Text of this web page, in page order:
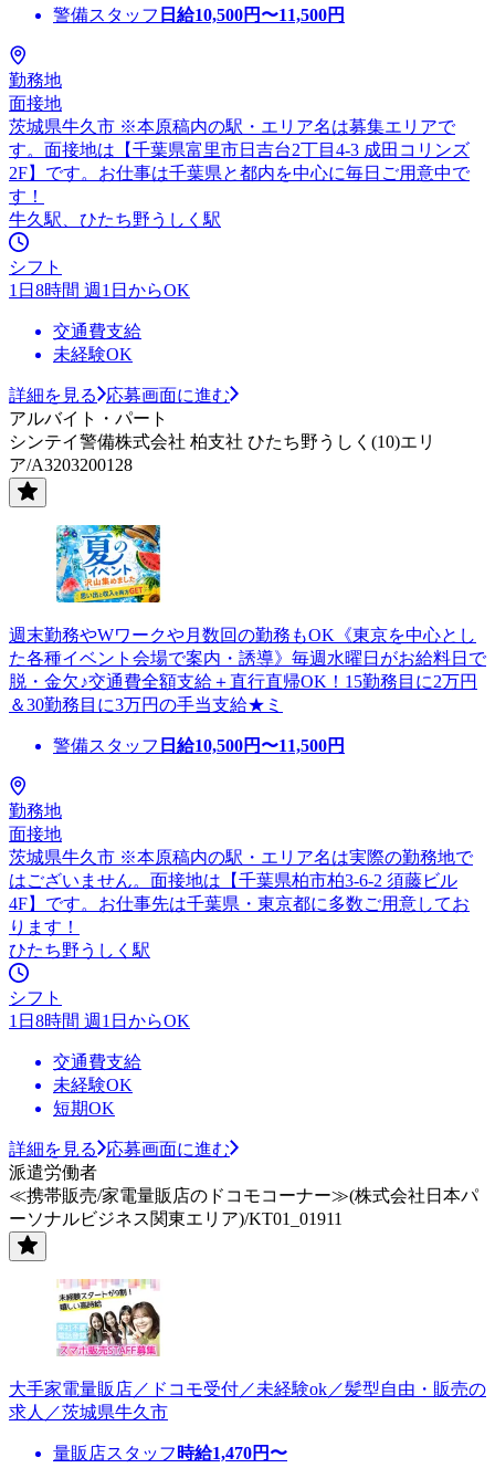
警備スタッフ 日給10,500円〜11,500円
勤務地
面接地
茨城県牛久市 ※本原稿内の駅・エリア名は募集エリアで
す。面接地は【千葉県富里市日吉台2丁目4-3 成田コリンズ
2F】です。お仕事は千葉県と都内を中心に毎日ご用意中で
す！
牛久駅、ひたち野うしく駅
シフト
1日8時間 週1日からOK
交通費支給
未経験OK
詳細を見る
応募画面に進む
アルバイト・パート
シンテイ警備株式会社 柏支社 ひたち野うしく(10)エリ
ア/A3203200128
週末勤務やWワークや月数回の勤務もOK《東京を中心とし
た各種イベント会場で案内・誘導》毎週水曜日がお給料日で
脱・金欠♪交通費全額支給＋直行直帰OK！15勤務目に2万円
＆30勤務目に3万円の手当支給★ミ
警備スタッフ 日給10,500円〜11,500円
勤務地
面接地
茨城県牛久市 ※本原稿内の駅・エリア名は実際の勤務地で
はございません。面接地は【千葉県柏市柏3-6-2 須藤ビル
4F】です。お仕事先は千葉県・東京都に多数ご用意してお
ります！
ひたち野うしく駅
シフト
1日8時間 週1日からOK
交通費支給
未経験OK
短期OK
詳細を見る
応募画面に進む
派遣労働者
≪携帯販売/家電量販店のドコモコーナー≫(株式会社日本パ
ーソナルビジネス関東エリア)/KT01_01911
大手家電量販店／ドコモ受付／未経験ok／髪型自由・販売の
求人／茨城県牛久市
量販店スタッフ 時給1,470円〜